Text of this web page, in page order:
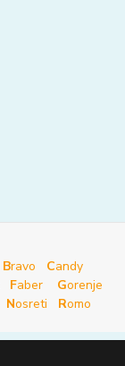
Bravo Candy
Faber Gorenje
Nosreti Romo